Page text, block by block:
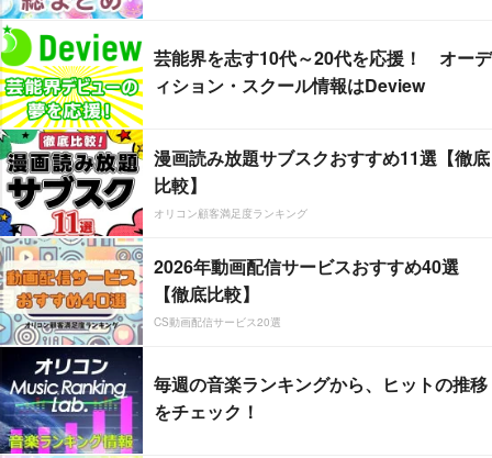
芸能界を志す10代～20代を応援！ オーデ
ィション・スクール情報はDeview
漫画読み放題サブスクおすすめ11選【徹底
比較】
オリコン顧客満足度ランキング
2026年動画配信サービスおすすめ40選
【徹底比較】
CS動画配信サービス20選
毎週の音楽ランキングから、ヒットの推移
をチェック！